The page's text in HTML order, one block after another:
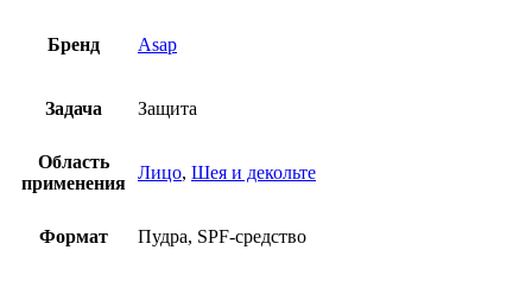
Бренд Asap
Задача Защита
Область
применения
Лицо, Шея и декольте
Формат Пудра, SPF-средство